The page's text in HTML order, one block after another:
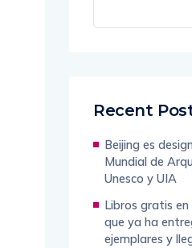
Recent
Beijing es
Mundial de
Unesco y UIA
Libros gratis
que ya ha
ejemplares y